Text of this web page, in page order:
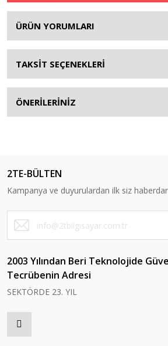
ÜRÜN YORUMLARI
TAKSİT SEÇENEKLERİ
ÖNERİLERİNİZ
2TE-BÜLTEN
Kampanya ve duyurulardan ilk siz
2003 Yılından Beri Teknolojide
Tecrübenin Adresi
SEKTÖRDE 23. YIL